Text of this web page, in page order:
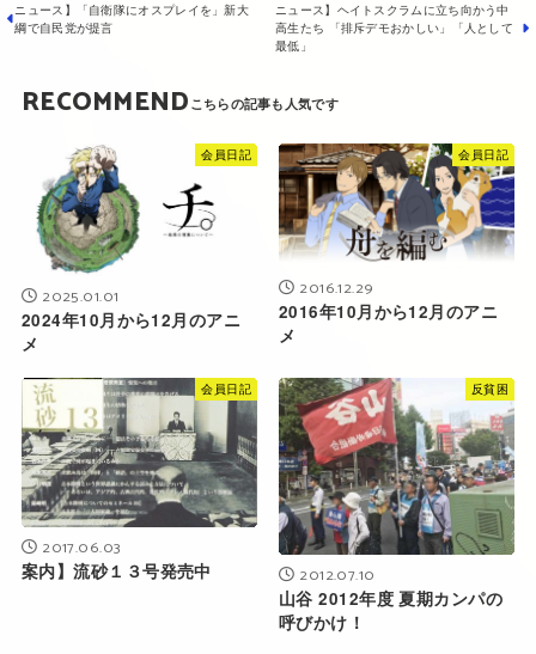
ニュース】ヘイトスクラムに立ち向かう中
高生たち 「排斥デモおかしい」「人として
最低」
ニュース】「自衛隊にオスプレイを」新大
綱で自民党が提言
RECOMMEND
会員日記
2025.01.01
2024年10月から12月のアニ
メ
会員日記
2016.12.29
2016年10月から12月のアニ
メ
会員日記
2017.06.03
案内】流砂１３号発売中
反貧困
2012.07.10
山谷 2012年度 夏期カンパの
呼びかけ！